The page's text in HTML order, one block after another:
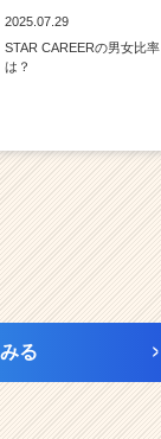
2025.07.29
STAR CAREERの男女比率
は？
る